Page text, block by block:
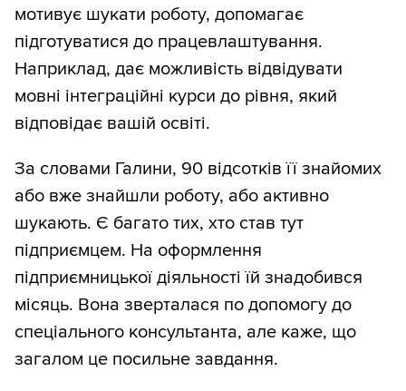
мотивує шукати роботу, допомагає
підготуватися до працевлаштування.
Наприклад, дає можливість відвідувати
мовні інтеграційні курси до рівня, який
відповідає вашій освіті.
За словами Галини, 90 відсотків її знайомих
або вже знайшли роботу, або активно
шукають. Є багато тих, хто став тут
підприємцем. На оформлення
підприємницької діяльності їй знадобився
місяць. Вона зверталася по допомогу до
спеціального консультанта, але каже, що
загалом це посильне завдання.